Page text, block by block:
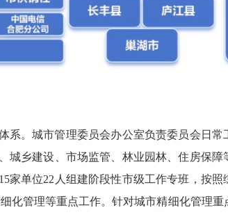
系。城市管理委员会办公室负责委员会日常
城乡建设、市场监管、林业园林、住房保障
家单位22人组建阶段性市级工作专班，按照
化管理等重点工作。针对城市精细化管理重